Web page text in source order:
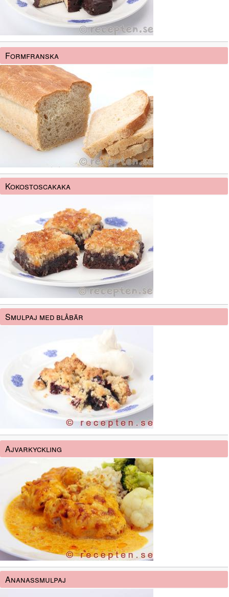
Formfranska
Kokostoscakaka
Smulpaj med blåbär
Ajvarkyckling
Ananassmulpaj